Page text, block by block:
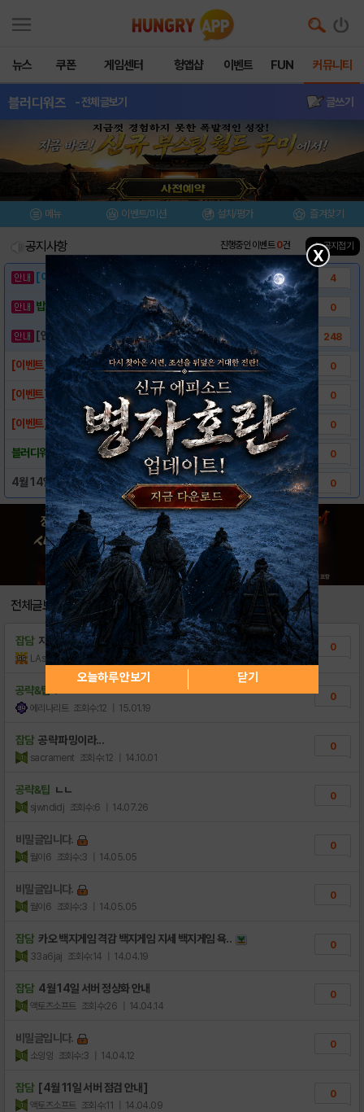
뉴스 쿠폰 게임센터 헝앱샵 이벤트 FUN 커뮤니티
블러디워즈 - 전체글보기 글쓰기
메뉴 이벤트/미션 설치/평가 즐겨찾기
공지사항 진행중인 이벤트0건 ▲ 공지접기
[이벤트] 웃음으로 매일매일 해피! 유머 게시.. 4
밥알이의 헝앱통신 ⑲ “밥알이, 드디어 멀티를.. 0
[안내] 헝그리앱 필수 상식! 밥알 획득 안내.. 248
[이벤트] 블러디워즈 즐기고 아이패드 미니 받.. 0
[이벤트] 강자들의 EVENT!! 0
[이벤트] 카톡친구 초대하면 스페셜 아이템 지.. 0
블러디워즈 마켓별 다운로드 링크 0
4월 14일 서버 정상화 안내 0
전체글보기
잡담 자숙해야지
LAsahi 조회수:4 | 18.11.27
0
공략&팁
에리나리트 조회수:12 | 15.01.19
0
잡담 공략 파밍이라...
sacrament 조회수:12 | 14.10.01
0
공략&팁 ㄴㄴ
sjwndidj 조회수:6 | 14.07.26
0
비밀글입니다.
월이6 조회수:3 | 14.05.05
0
비밀글입니다.
월이6 조회수:3 | 14.05.05
0
잡담 카오 백지게임 격감 백지게임 지세 백지게임 욕..
33a6jaj 조회수:14 | 14.04.19
0
잡담 4월 14일 서버 정상화 안내
액토즈소프트 조회수:26 | 14.04.14
0
비밀글입니다.
소잉잉 조회수:3 | 14.04.12
0
잡담 [4월 11일 서버 점검 안내]
액토즈소프트 조회수:11 | 14.04.09
0
X
오늘하루 안보기 닫기